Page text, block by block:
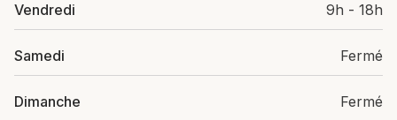
Vendredi 9h - 18h
Samedi Fermé
Dimanche Fermé